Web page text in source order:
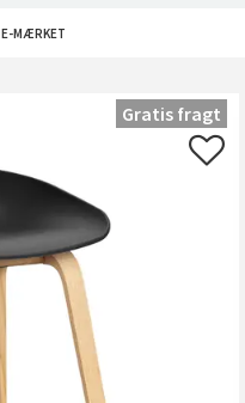
E-MÆRKET
Gratis fragt